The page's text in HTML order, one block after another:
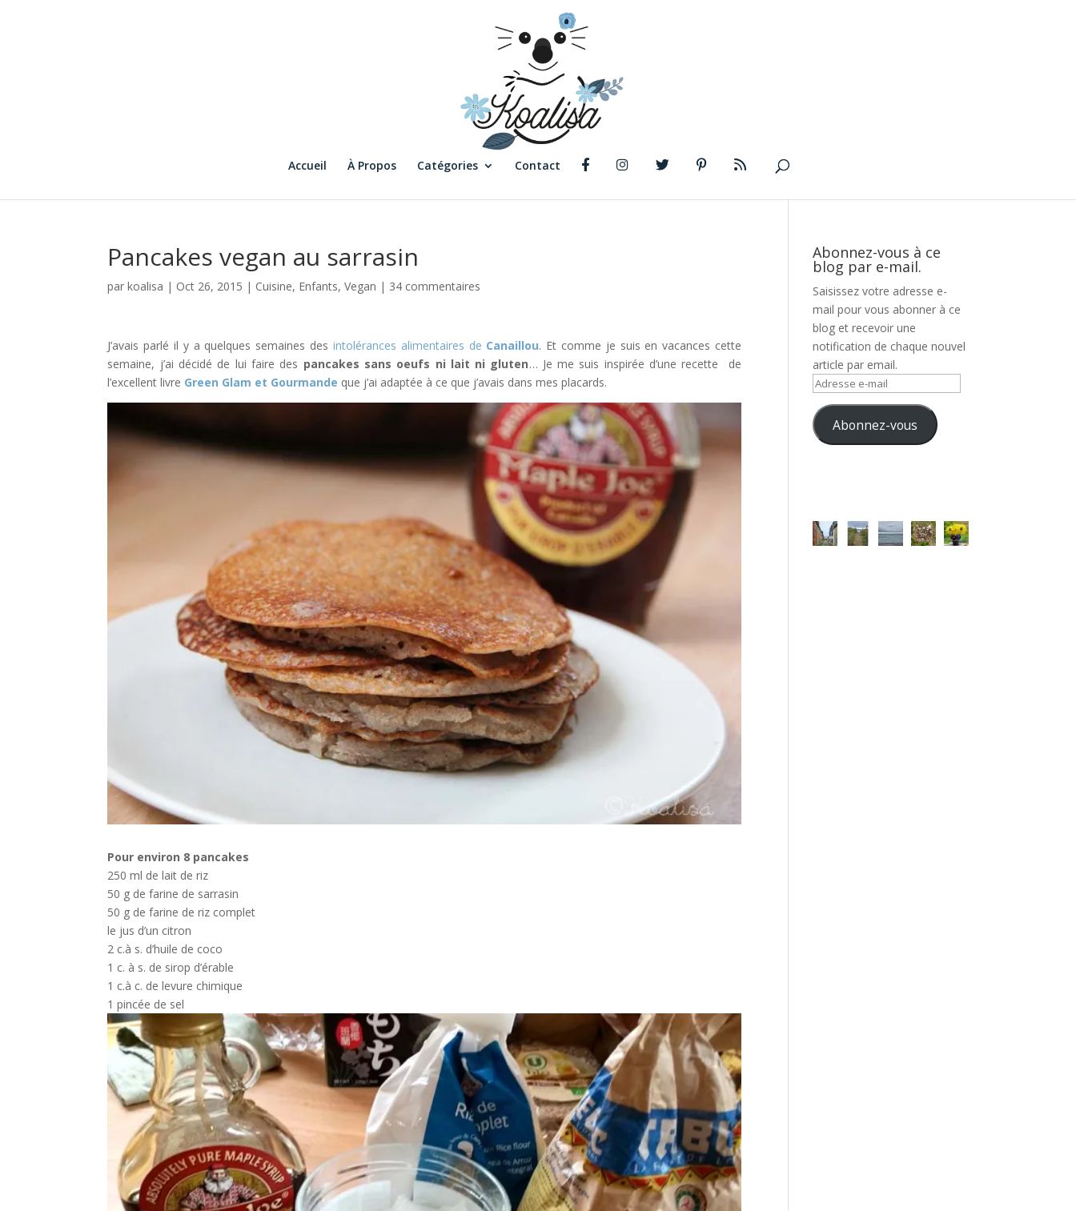
Accueil À Propos Catégories Contact
Pancakes vegan au sarrasin
parkoalisa | Oct 26, 2015 | Cuisine, Enfants,Vegan | 34 commentaires
J’avais parlé il y a quelques semaines des intolérances alimentaires de Canaillou. Et comme je suis en vacances cette
semaine, j’ai décidé de lui faire des pancakes sans oeufs ni lait ni gluten… Je me suis inspirée d’une recette de
l’excellent livre Green Glam et Gourmande que j’ai adaptée à ce que j’avais dans mes placards.
Pour environ 8 pancakes
250 ml de lait de riz
50 g de farine de sarrasin
50 g de farine de riz complet
le jus d’un citron
2 c.à s. d’huile de coco
1 c. à s. de sirop d’érable
1 c.à c. de levure chimique
1 pincée de sel
Abonnez-vous à ce
blog par e-mail.
Saisissez votre adresse e-
mail pour vous abonner à ce
blog et recevoir une
notification de chaque nouvel
article par email.
Adresse
mail Abonnez-vous